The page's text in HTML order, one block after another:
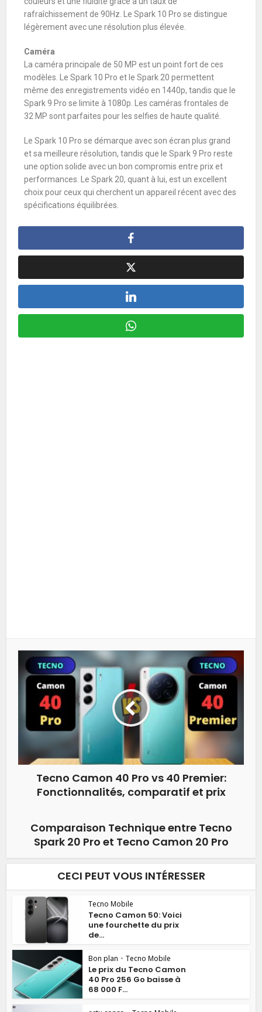
rafraîchissement de 90Hz. Le Spark 10 Pro se distingue
légèrement avec une résolution plus élevée.
Caméra
La caméra principale de 50 MP est un point fort de ces
modèles. Le Spark 10 Pro et le Spark 20 permettent
même des enregistrements vidéo en 1440p, tandis que le
Spark 9 Pro se limite à 1080p. Les caméras frontales de
32 MP sont parfaites pour les selfies de haute qualité.
Le Spark 10 Pro se démarque avec son écran plus grand
et sa meilleure résolution, tandis que le Spark 9 Pro reste
une option solide avec un bon compromis entre prix et
performances. Le Spark 20, quant à lui, est un excellent
choix pour ceux qui cherchent un appareil récent avec des
spécifications équilibrées.
Tecno Camon 40 Pro vs 40 Premier:
Fonctionnalités, comparatif et prix
Comparaison Technique entre Tecno
Spark 20 Pro et Tecno Camon 20 Pro
CECI PEUT VOUS INTÉRESSER
Tecno Mobile
Tecno Camon 50: Voici
une fourchette du prix
de...
Bon plan • Tecno Mobile
Le prix du Tecno Camon
40 Pro 256 Go baisse à
68 000 F...